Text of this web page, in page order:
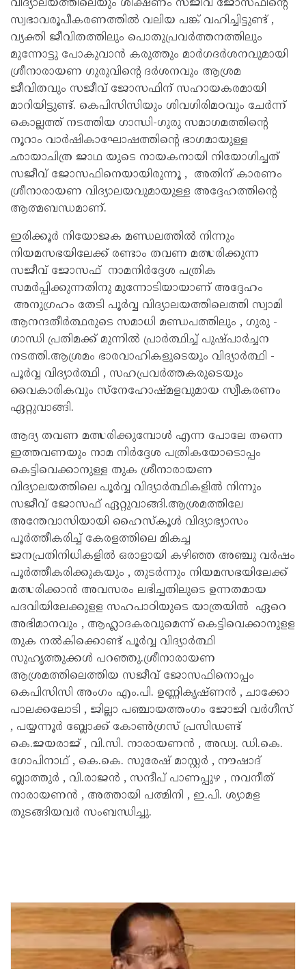
വിദ്യാലയത്തിലെയും ശിക്ഷണം സജീവ് ജോസഫിന്റെ
സ്വഭാവരൂപീകരണത്തിൽ വലിയ പങ്ക് വഹിച്ചിട്ടുണ്ട് ,
വ്യക്തി ജീവിതത്തിലും പൊതുപ്രവർത്തനത്തിലും
മുന്നോട്ടു പോകുവാൻ കരുത്തും മാർഗദർശനവുമായി
ശ്രീനാരായണ ഗുരുവിന്റെ ദർശനവും ആശ്രമ
ജീവിതവും സജീവ് ജോസഫിന് സഹായകരമായി
മാറിയിട്ടുണ്ട്. കെപിസിസിയും ശിവഗിരിമഠവും ചേര്‍ന്ന്
കൊല്ലത്ത് നടത്തിയ ഗാന്ധി-ഗുരു സമാഗമത്തിന്റെ
നൂറാം വാർഷികാഘോഷത്തിന്റെ ഭാഗമായുള്ള
ഛായാചിത്ര ജാഥ യുടെ നായകനായി നിയോഗിച്ചത്
സജീവ് ജോസഫിനെയായിരുന്നൂ , അതിന് കാരണം
ശ്രീനാരായണ വിദ്യാലയവുമായുള്ള അദ്ദേഹത്തിന്റെ
ആത്മബന്ധമാണ്.
ഇരിക്കൂര്‍ നിയോജക മണ്ഡലത്തില്‍ നിന്നും
നിയമസഭയിലേക്ക് രണ്ടാം തവണ മത്സരിക്കുന്ന
സജീവ് ജോസഫ് നാമനിർദ്ദേശ പത്രിക
സമർപ്പിക്കുന്നതിനു മുന്നോടിയായാണ് അദ്ദേഹം
അനുഗ്രഹം തേടി പൂര്‍വ്വ വിദ്യാലയത്തിലെത്തി സ്വാമി
ആനന്ദതീര്‍ത്ഥരുടെ സമാധി മണ്ഡപത്തിലും , ഗുരു -
ഗാന്ധി പ്രതിമക്ക് മുന്നില്‍ പ്രാര്‍ത്ഥിച്ച് പുഷ്പാര്‍ച്ചന
നടത്തി.ആശ്രമം ഭാരവാഹികളുടെയും വിദ്യാര്‍ത്ഥി -
പൂര്‍വ്വ വിദ്യാര്‍ത്ഥി , സഹപ്രവര്‍ത്തകരുടെയും
വൈകാരികവും സ്നേഹോഷ്മളവുമായ സ്വീകരണം
ഏറ്റുവാങ്ങി.
ആദ്യ തവണ മത്സരിക്കുമ്പോള്‍ എന്ന പോലേ തന്നെ
ഇത്തവണയും നാമ നിര്‍ദ്ദേശ പത്രികയോടൊപ്പം
കെട്ടിവെക്കാനുള്ള തുക ശ്രീനാരായണ
വിദ്യാലയത്തിലെ പൂർവ്വ വിദ്യാർത്ഥികളിൽ നിന്നും
സജീവ് ജോസഫ് ഏറ്റുവാങ്ങി.ആശ്രമത്തിലേ
അന്തേവാസിയായി ഹൈസ്കൂള്‍ വിദ്യാഭ്യാസം
പൂര്‍ത്തീകരിച്ച് കേരളത്തിലെ മികച്ച
ജനപ്രതിനിധികളില്‍ ഒരാളായി കഴിഞ്ഞ അഞ്ചു വര്‍ഷം
പൂര്‍ത്തീകരിക്കുകയും , തുടര്‍ന്നും നിയമസഭയിലേക്ക്
മത്സരിക്കാന്‍ അവസരം ലഭിച്ചതിലുടെ ഉന്നതമായ
പദവിയിലേക്കുളള സഹപാഠിയുടെ യാത്രയില്‍ ഏറെ
അഭിമാനവും , ആഹ്ലാദകരവുമെന്ന് കെട്ടിവെക്കാനുളള
തുക നല്‍കിക്കൊണ്ട് പൂര്‍വ്വ വിദ്യാര്‍ത്ഥി
സുഹൃത്തുക്കള്‍ പറഞ്ഞു.ശ്രീനാരായണ
ആശ്രമത്തിലെത്തിയ സജീവ് ജോസഫിനൊപ്പം
കെപിസിസി അംഗം എം.പി. ഉണ്ണികൃഷ്ണന്‍ , ചാക്കോ
പാലക്കലോടി , ജില്ലാ പഞ്ചായത്തംഗം ജോജി വര്‍ഗീസ്
, പയ്യന്നൂര്‍ ബ്ലോക്ക് കോണ്‍ഗ്രസ് പ്രസിഡണ്ട്
കെ.ജയരാജ് , വി.സി. നാരായണന്‍ , അഡ്വ. ഡി.കെ.
ഗോപിനാഥ് , കെ.കെ. സുരേഷ് മാസ്റ്റര്‍ , നൗഷാദ്
ബ്ലാത്തുര്‍ , വി.രാജന്‍ , സന്ദീപ് പാണപ്പുഴ , നവനീത്
നാരായണന്‍ , അത്തായി പത്മിനി , ഇ.പി. ശ്യാമള
തുടങ്ങിയവര്‍ സംബന്ധിച്ചു.